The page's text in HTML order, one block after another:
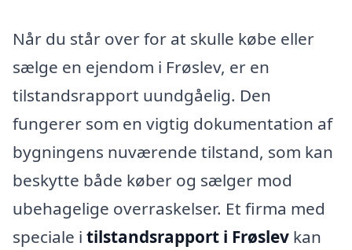
Når du står over for at skulle købe eller
sælge en ejendom i Frøslev, er en
tilstandsrapport uundgåelig. Den
fungerer som en vigtig dokumentation af
bygningens nuværende tilstand, som kan
beskytte både køber og sælger mod
ubehagelige overraskelser. Et firma med
speciale i tilstandsrapport i Frøslev kan